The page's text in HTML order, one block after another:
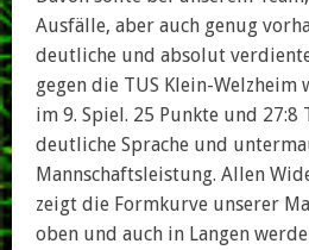
Ausfälle, aber auch genug
deutliche und absolut
gegen die TUS Klein-Welzheim
im 9. Spiel. 25 Punkte und 27:8
deutliche Sprache und
Mannschaftsleistung. Allen
zeigt die Formkurve unserer
oben und auch in Langen